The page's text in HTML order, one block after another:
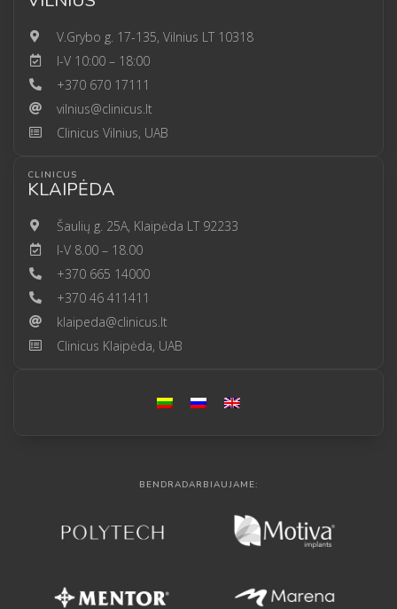
V.Grybo g. 17-135, Vilnius LT 10318
I-V 10:00 – 18:00
+370 670 17111
vilnius@clinicus.lt
Clinicus Vilnius, UAB
CLINICUS
KLAIPĖDA
Šaulių g. 25A, Klaipėda LT 92233
I-V 8.00 – 18.00
+370 665 14000
+370 46 411411
klaipeda@clinicus.lt
Clinicus Klaipėda, UAB
BENDRADARBIAUJAME: